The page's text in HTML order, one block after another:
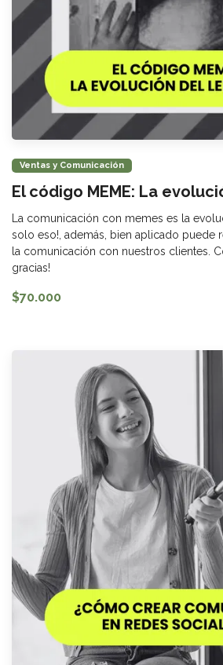
Ventas y Comunicación
El código MEME: La
La comunicación con memes es la
solo eso!, además, bien aplicado puede
la comunicación con nuestros clientes.
gracias!
$70.000